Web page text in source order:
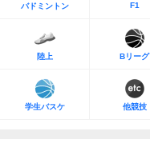
バドミントン F1
陸上 Bリーグ
学生バスケ 他競技